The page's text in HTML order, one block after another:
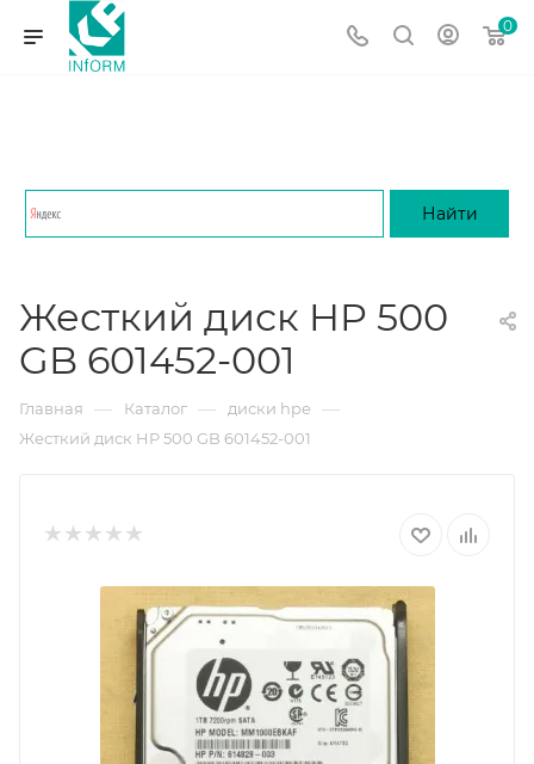
0
Жесткий диск HP 500
GB 601452-001
Главная — Каталог — диски hpe —
Жесткий диск HP 500 GB 601452-001